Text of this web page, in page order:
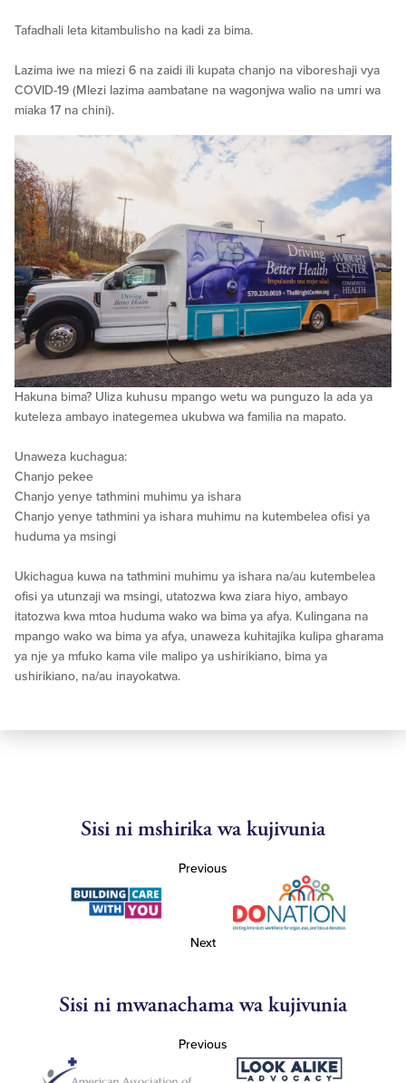
Tafadhali leta kitambulisho na kadi za bima.
Lazima iwe na miezi 6 na zaidi ili kupata chanjo na viboreshaji vya
COVID-19 (Mlezi lazima aambatane na wagonjwa walio na umri wa
miaka 17 na chini).
Hakuna bima? Uliza kuhusu mpango wetu wa punguzo la ada ya
kuteleza ambayo inategemea ukubwa wa familia na mapato.
Unaweza kuchagua:
Chanjo pekee
Chanjo yenye tathmini muhimu ya ishara
Chanjo yenye tathmini ya ishara muhimu na kutembelea ofisi ya
huduma ya msingi
Ukichagua kuwa na tathmini muhimu ya ishara na/au kutembelea
ofisi ya utunzaji wa msingi, utatozwa kwa ziara hiyo, ambayo
itatozwa kwa mtoa huduma wako wa bima ya afya. Kulingana na
mpango wako wa bima ya afya, unaweza kuhitajika kulipa gharama
ya nje ya mfuko kama vile malipo ya ushirikiano, bima ya
ushirikiano, na/au inayokatwa.
Sisi ni mshirika wa kujivunia
Previous
Next
Sisi ni mwanachama wa kujivunia
Previous